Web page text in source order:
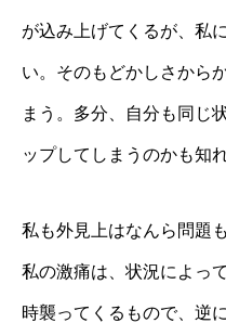
が込み上げてくるが、私
い。そのもどかしさから
まう。多分、自分も同じ
ップしてしまうのかも知
私も外見上はなんら問題
私の激痛は、状況によっ
時襲ってくるもので、逆